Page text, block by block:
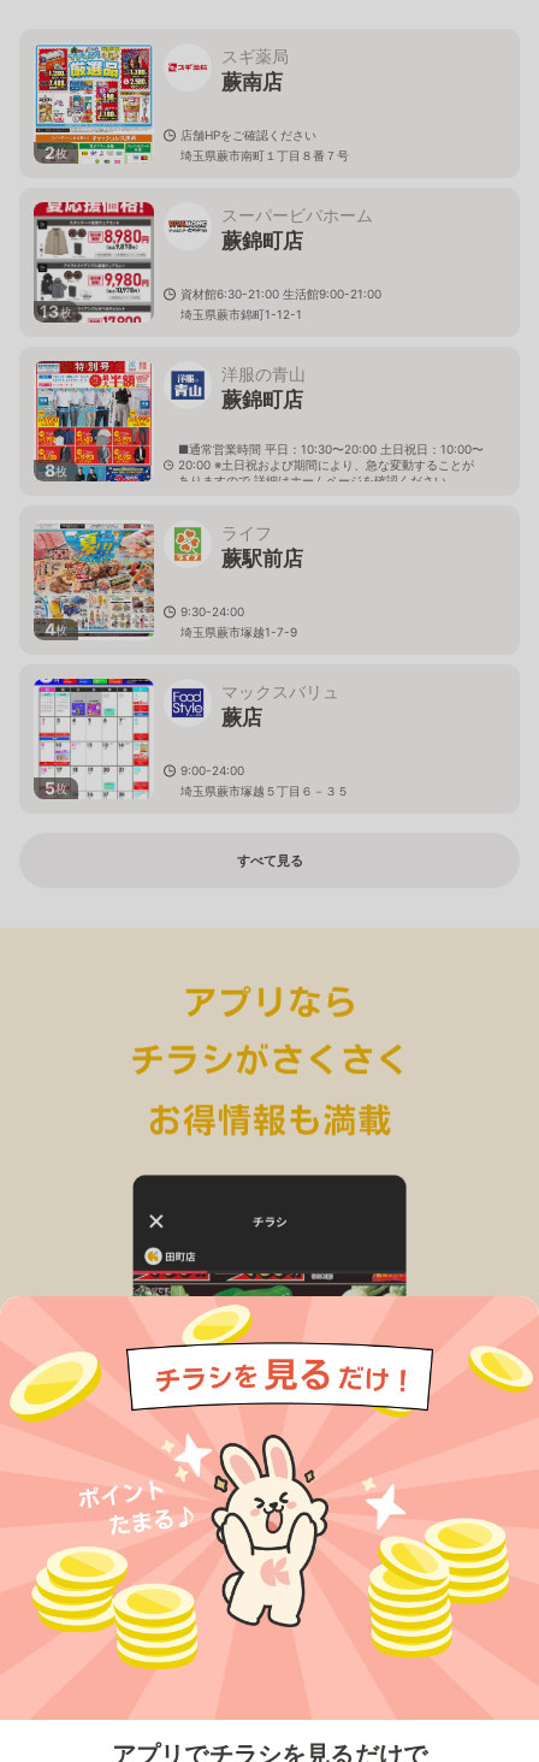
アプリでチラシを見るだけで
2枚
スギ薬局
蕨南店
店舗HPをご確認ください
埼玉県蕨市南町１丁目８番７号
13枚
スーパービバホーム
蕨錦町店
資材館6:30-21:00 生活館9:00-21:00
埼玉県蕨市錦町1-12-1
8枚
洋服の青山
蕨錦町店
■通常営業時間 平日：10:30〜20:00 土日祝日：10:00〜
20:00 ※土日祝および期間により、急な変動することが
ありますので 詳細はホームページを確認ください
4枚
ライフ
蕨駅前店
9:30-24:00
埼玉県蕨市塚越1-7-9
5枚
マックスバリュ
蕨店
9:00-24:00
埼玉県蕨市塚越５丁目６－３５
すべて見る